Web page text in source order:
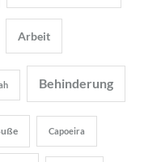
Arbeit
Behinderung
Capoeira